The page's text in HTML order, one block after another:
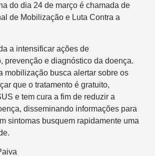
do dia 24 de março é chamada de
de Mobilização e Luta Contra a
a intensificar ações de
prevenção e diagnóstico da doença.
mobilização busca alertar sobre os
que o tratamento é gratuito,
e tem cura a fim de reduzir a
disseminando informações para
sintomas busquem rapidamente uma